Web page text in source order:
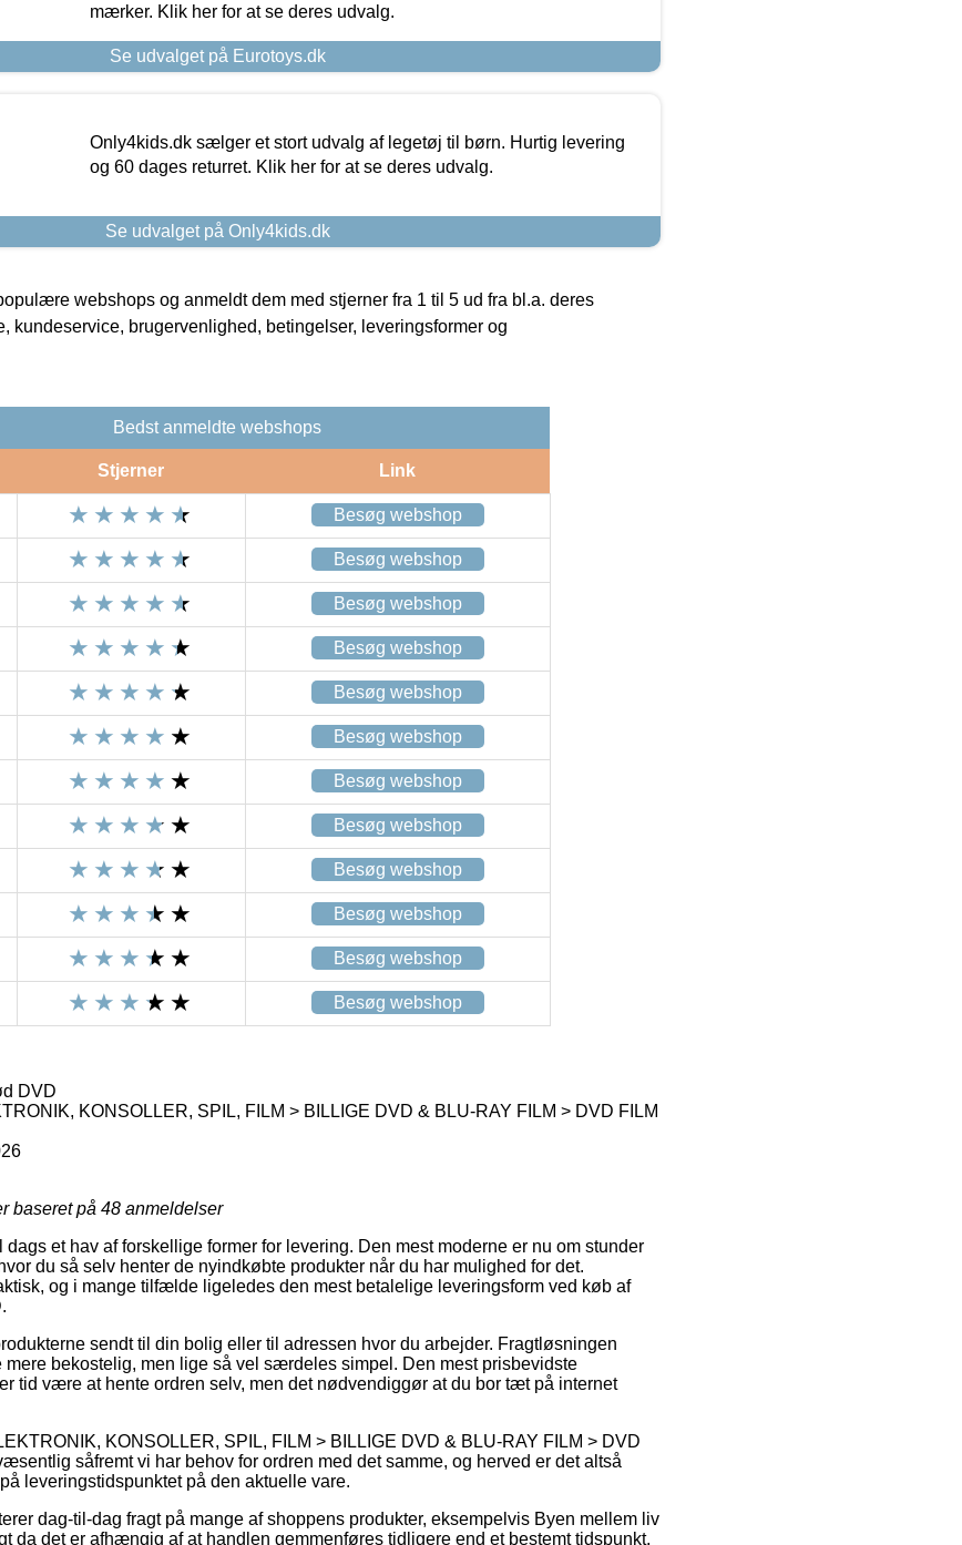
mærker. Klik her for at se deres udvalg.
Se udvalget på Eurotoys.dk
Only4kids.dk sælger et stort udvalg af legetøj til børn. Hurtig levering
og 60 dages returret. Klik her for at se deres udvalg.
Se udvalget på Only4kids.dk
webshops og anmeldt dem med stjerner fra 1 til 5 ud fra bl.a. deres
kundeservice, brugervenlighed, betingelser, leveringsformer og
Bedst anmeldte webshops
Stjerner Link
Besøg webshop
Besøg webshop
Besøg webshop
Besøg webshop
Besøg webshop
Besøg webshop
Besøg webshop
Besøg webshop
Besøg webshop
Besøg webshop
Besøg webshop
Besøg webshop
DVD
KONSOLLER, SPIL, FILM > BILLIGE DVD & BLU-RAY FILM > DVD FILM
baseret på 48 anmeldelser
et hav af forskellige former for levering. Den mest moderne er nu om stunder
du så selv henter de nyindkøbte produkter når du har mulighed for det.
og i mange tilfælde ligeledes den mest betalelige leveringsform ved køb af
sendt til din bolig eller til adressen hvor du arbejder. Fragtløsningen
bekostelig, men lige så vel særdeles simpel. Den mest prisbevidste
tid være at hente ordren selv, men det nødvendiggør at du bor tæt på internet
KONSOLLER, SPIL, FILM > BILLIGE DVD & BLU-RAY FILM > DVD
såfremt vi har behov for ordren med det samme, og herved er det altså
leveringstidspunktet på den aktuelle vare.
dag-til-dag fragt på mange af shoppens produkter, eksempelvis Byen mellem liv
da det er afhængig af at handlen gemmenføres tidligere end et bestemt tidspunkt,